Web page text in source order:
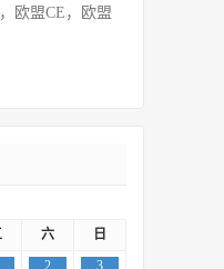
欧盟CE，欧盟
六
日
2
3